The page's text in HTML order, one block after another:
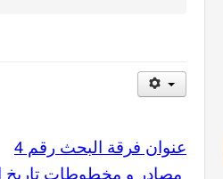
عنوان فرقة البحث رقم 4